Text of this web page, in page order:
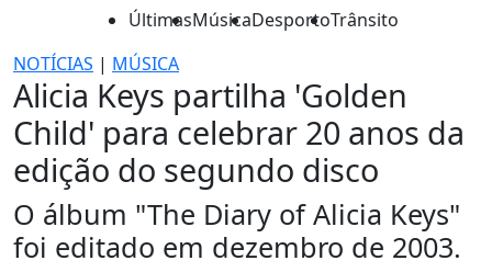
ÚltimasMúsicaDesportoTrânsito
NOTÍCIAS | MÚSICA
Alicia Keys partilha 'Golden
Child' para celebrar 20 anos da
edição do segundo disco
O álbum "The Diary of Alicia Keys"
foi editado em dezembro de 2003.